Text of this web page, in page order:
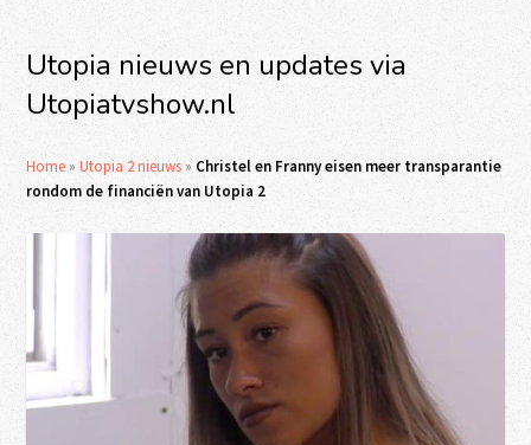
Utopia nieuws en updates via
Utopiatvshow.nl
Home »Utopia 2 nieuws » Christel en Franny eisen meer transparantie
rondom de financiën van Utopia 2